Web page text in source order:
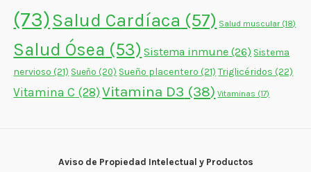
(73)Salud Cardíaca (57) Salud muscular(18)
Salud Ósea (53) Sistema inmune (26) Sistema
nervioso (21) Sueño (20) Sueño placentero (21) Triglicéridos (22)
Vitamina C (28) Vitamina D3 (38) Vitaminas (17)
Aviso de Propiedad Intelectual y Productos